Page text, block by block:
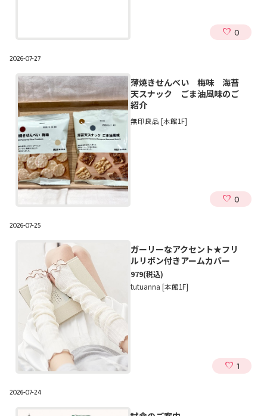
0
2026-07-27
薄焼きせんべい 梅味 海苔
天スナック ごま油風味のご
紹介
無印良品 [本館1F]
0
2026-07-25
ガーリーなアクセント★フリ
ルリボン付きアームカバー
979(税込)
tutuanna [本館1F]
1
2026-07-24